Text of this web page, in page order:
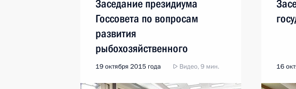
Заседание президиума
Госсовета по вопросам
развития
рыбохозяйственного
комплекса
19 октября 2015 года Видео, 9 мин. 16